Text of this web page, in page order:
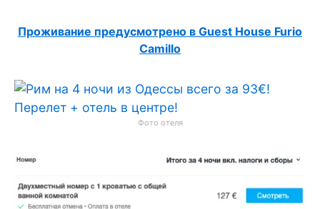
Проживание предусмотрено в Guest House Furio
Camillo
Фото отеля